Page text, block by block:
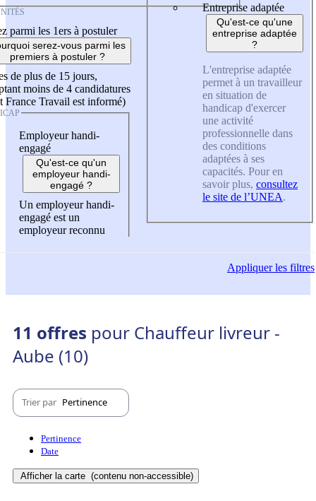
parmi les 1ers à postuler
serez-vous parmi les
premiers à postuler ?
de plus de 15 jours,
moins de 4 candidatures
France Travail est informé)
Employeur handi-
engagé
Qu'est-ce qu'un
employeur handi-
engagé ?
Un employeur handi-
engagé est un
employeur reconnu
Entreprise adaptée
Qu'est-ce qu'une
entreprise adaptée
?
L'entreprise adaptée
permet à un travailleur
en situation de
handicap d'exercer
une activité
professionnelle dans
des conditions
adaptées à ses
capacités. Pour en
savoir plus, consultez
le site de l’UNEA.
Appliquerles filtres
11 offres pour Chauffeur livreur -
Aube (10)
Trier par Pertinence
Pertinence
Date
Afficher la carte (contenu non-accessible)